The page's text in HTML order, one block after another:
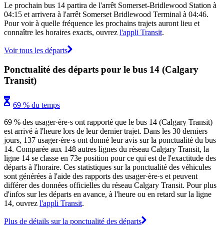
Le prochain bus 14 partira de l'arrêt Somerset-Bridlewood Station à
04:15 et arrivera à l'arrêt Somerset Bridlewood Terminal à 04:46.
Pour voir à quelle fréquence les prochains trajets auront lieu et
connaître les horaires exacts, ouvrez l'appli Transit.
Voir tous les départs
Ponctualité des départs pour le bus 14 (Calgary
Transit)
69 % du temps
69 % des usager·ère·s ont rapporté que le bus 14 (Calgary Transit)
est arrivé à l'heure lors de leur dernier trajet. Dans les 30 derniers
jours, 137 usager·ère·s ont donné leur avis sur la ponctualité du bus
14. Comparée aux 148 autres lignes du réseau Calgary Transit, la
ligne 14 se classe en 73e position pour ce qui est de l'exactitude des
départs à l'horaire. Ces statistiques sur la ponctualité des véhicules
sont générées à l'aide des rapports des usager·ère·s et peuvent
différer des données officielles du réseau Calgary Transit. Pour plus
d'infos sur les départs en avance, à l'heure ou en retard sur la ligne
14, ouvrez l'appli Transit.
Plus de détails sur la ponctualité des départs